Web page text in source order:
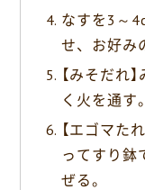
なすを3～
せ、お好み
【みそだれ
く火を通す。
【エゴマた
ってすり鉢
ぜる。